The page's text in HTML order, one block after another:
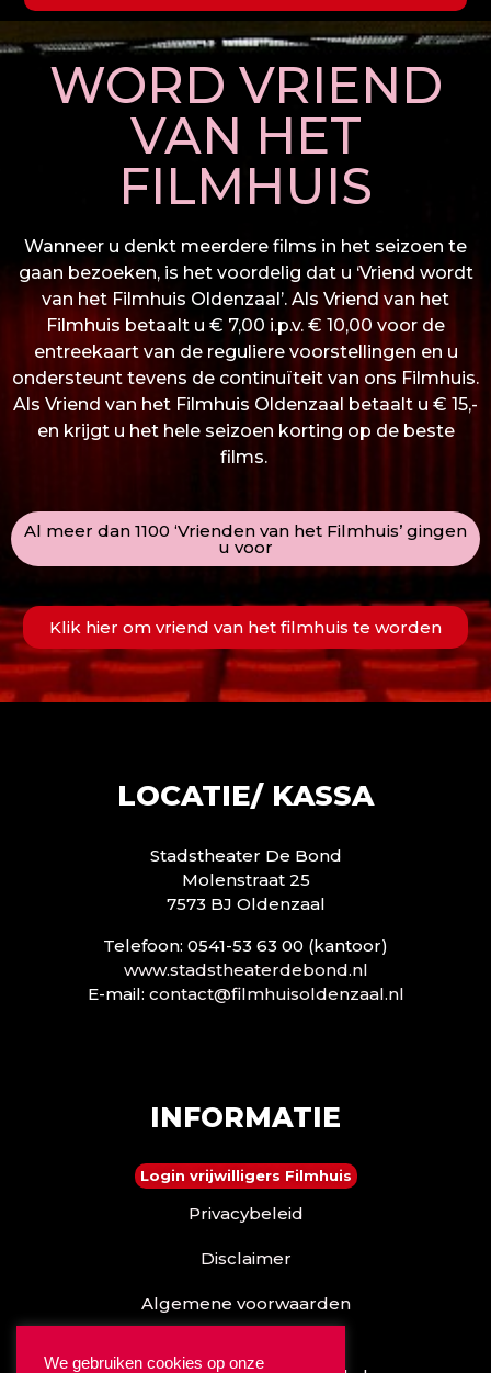
WORD VRIEND
VAN HET
FILMHUIS
Wanneer u denkt meerdere films in het seizoen te
gaan bezoeken, is het voordelig dat u ‘Vriend wordt
van het Filmhuis Oldenzaal’. Als Vriend van het
Filmhuis betaalt u € 7,00 i.p.v. € 10,00 voor de
entreekaart van de reguliere voorstellingen en u
ondersteunt tevens de continuïteit van ons Filmhuis.
Als Vriend van het Filmhuis Oldenzaal betaalt u € 15,-
en krijgt u het hele seizoen korting op de beste
films.
Al meer dan 1100 ‘Vrienden van het Filmhuis’ gingen
u voor
Klik hier om vriend van het filmhuis te worden
LOCATIE/ KASSA
Stadstheater De Bond
Molenstraat 25
7573 BJ Oldenzaal
Telefoon: 0541-53 63 00 (kantoor)
www.stadstheaterdebond.nl
E-mail: contact@filmhuisoldenzaal.nl
INFORMATIE
Login vrijwilligers Filmhuis
Privacybeleid
Disclaimer
Algemene voorwaarden
We gebruiken cookies op onze